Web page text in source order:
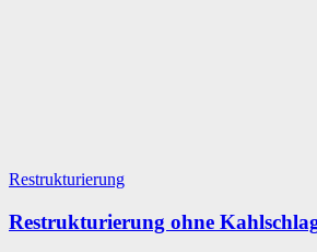
Restrukturierung
Restrukturierung ohne